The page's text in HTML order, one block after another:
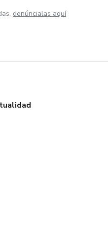
denúncialas aquí